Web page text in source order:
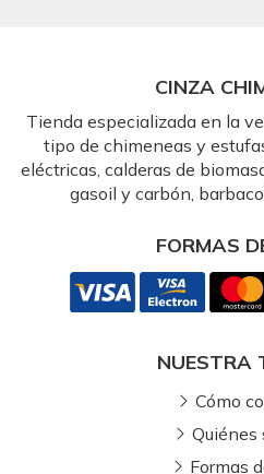
CINZA
Tienda especializada en la
tipo de chimeneas y
eléctricas, calderas de
gasoil y carbón,
FORMAS
NUESTRA
Cómo
Quiénes
Formas